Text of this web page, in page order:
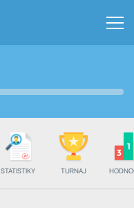
STATISTIKY TURNAJ